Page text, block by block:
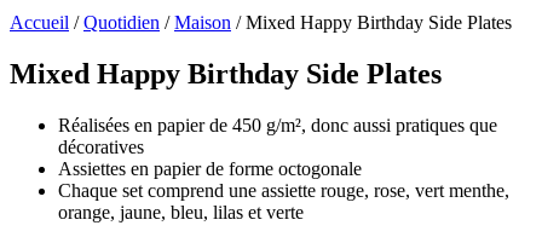
Accueil /Quotidien /Maison / Mixed Happy Birthday Side Plates
Mixed Happy Birthday Side Plates
Réalisées en papier de 450 g/m², donc aussi pratiques que
décoratives
Assiettes en papier de forme octogonale
Chaque set comprend une assiette rouge, rose, vert menthe,
orange, jaune, bleu, lilas et verte